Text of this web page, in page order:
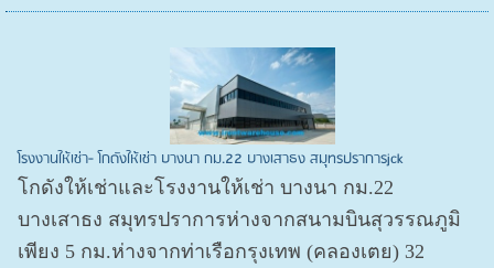
โรงงานให้เช่า- โกดังให้เช่า บางนา กม.22 บางเสาธง สมุทรปราการjck
โกดังให้เช่าและโรงงานให้เช่า บางนา กม.22
บางเสาธง สมุทรปราการห่างจากสนามบินสุวรรณภูมิ
เพียง 5 กม.ห่างจากท่าเรือกรุงเทพ (คลองเตย) 32